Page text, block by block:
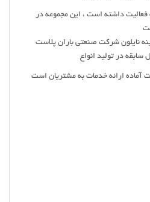
فعالیت داشته است ، این مجموعه در
نایلون شرکت صنعتی باران پلاست
سابقه در تولید انواع
آماده ارائه خدمات به مشتریان است